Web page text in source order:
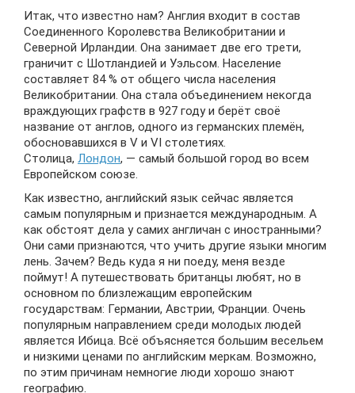
Итак, что известно нам? Англия входит в состав
Соединенного Королевства Великобритании и
Северной Ирландии. Она занимает две его трети,
граничит с Шотландией и Уэльсом. Население
составляет 84 % от общего числа населения
Великобритании. Она стала объединением некогда
враждующих графств в 927 году и берёт своё
название от англов, одного из германских племён,
обосновавшихся в V и VI столетиях.
Столица, Лондон, — самый большой город во всем
Европейском союзе.
Как известно, английский язык сейчас является
самым популярным и признается международным. А
как обстоят дела у самих англичан с иностранными?
Они сами признаются, что учить другие языки многим
лень. Зачем? Ведь куда я ни поеду, меня везде
поймут! А путешествовать британцы любят, но в
основном по близлежащим европейским
государствам: Германии, Австрии, Франции. Очень
популярным направлением среди молодых людей
является Ибица. Всё объясняется большим весельем
и низкими ценами по английским меркам. Возможно,
по этим причинам немногие люди хорошо знают
географию.